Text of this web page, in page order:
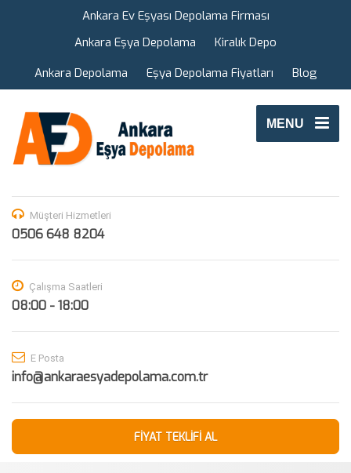
Ankara Ev Eşyası Depolama Firması
Ankara Eşya Depolama
Kiralık Depo
Ankara Depolama
Eşya Depolama Fiyatları Blog
MENU
Müşteri Hizmetleri
0506 648 8204
Çalışma Saatleri
08:00 - 18:00
E Posta
info@ankaraesyadepolama.com.tr
FİYAT TEKLİFİ AL